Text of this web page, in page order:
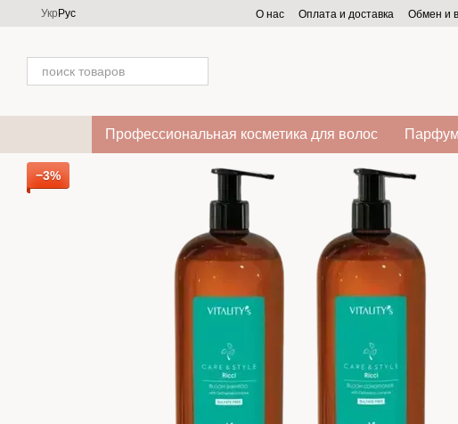
Перейти к основному контенту
Укр Рус О нас Оплата и доставка Обмен и
Профессиональная косметика для волос
−3%